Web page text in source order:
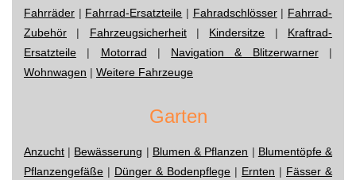
Fahrräder | Fahrrad-Ersatzteile | Fahradschlösser| Fahrrad-
Zubehör | Fahrzeugsicherheit| Kindersitze | Kraftrad-
Ersatzteile | Motorrad | Navigation & Blitzerwarner|
Wohnwagen | Weitere Fahrzeuge
Garten
Anzucht | Bewässerung | Blumen & Pflanzen | Blumentöpfe &
Pflanzengefäße | Dünger & Bodenpflege | Ernten | Fässer &